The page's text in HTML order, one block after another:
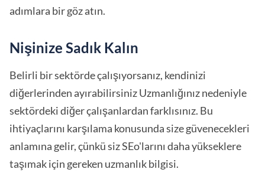
adımlara bir göz atın.
Nişinize Sadık Kalın
Belirli bir sektörde çalışıyorsanız, kendinizi
diğerlerinden ayırabilirsiniz Uzmanlığınız nedeniyle
sektördeki diğer çalışanlardan farklısınız. Bu
ihtiyaçlarını karşılama konusunda size güvenecekleri
anlamına gelir, çünkü siz SEo'larını daha yükseklere
taşımak için gereken uzmanlık bilgisi.